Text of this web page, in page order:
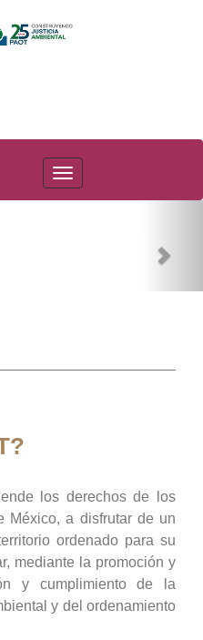
PAOT
los derechos de los
México, a disfrutar de un
ordenado para su
mediante la promoción y
y cumplimiento de la
y del ordenamiento